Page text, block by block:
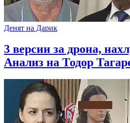
Денят на Дарик
3 версии за дрона,
Анализ на Тодор